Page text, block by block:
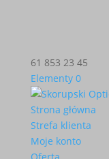
61 853 23 45
Elementy 0
Strona główna
Strefa klienta
Moje konto